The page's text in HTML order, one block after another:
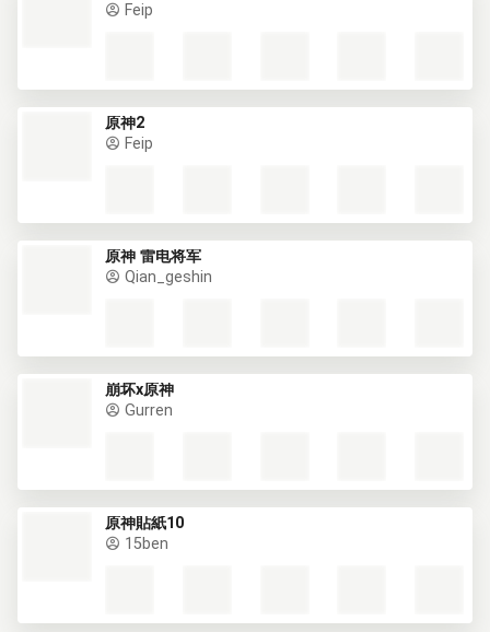
Feip
原神2
Feip
原神 雷电将军
Qian_geshin
崩坏x原神
Gurren
原神貼紙10
15ben